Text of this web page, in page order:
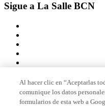
Sigue a La Salle BCN
Miembro de
Al hacer clic en “Aceptarlas
comunique los datos
formularios de esta web a